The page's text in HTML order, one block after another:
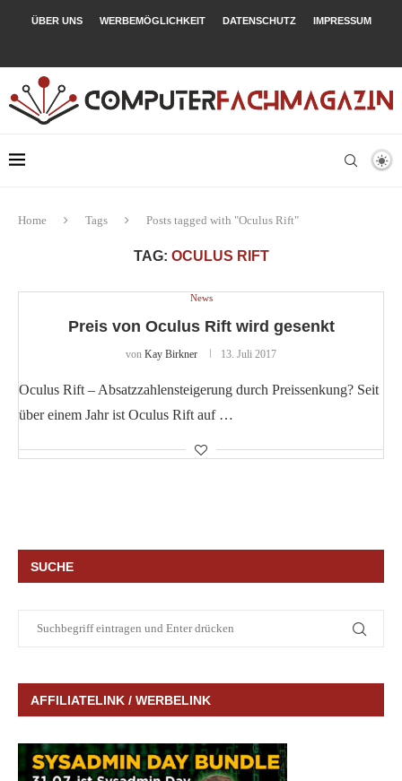
ÜBER UNS WERBEMÖGLICHKEIT DATENSCHUTZ IMPRESSUM
Home Tags Posts tagged with "Oculus Rift"
TAG: OCULUS RIFT
News
Preis von Oculus Rift wird gesenkt
von Kay Birkner 13. Juli 2017
Oculus Rift – Absatzzahlensteigerung durch Preissenkung? Seit
über einem Jahr ist Oculus Rift auf …
SUCHE
AFFILIATELINK / WERBELINK